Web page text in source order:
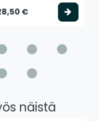
vaihtoehto
€
näistä